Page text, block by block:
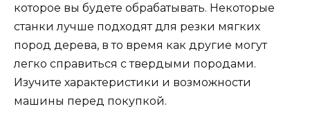
которое вы будете обрабатывать. Некоторые
станки лучше подходят для резки мягких
пород дерева, в то время как другие могут
легко справиться с твердыми породами.
Изучите характеристики и возможности
машины перед покупкой.